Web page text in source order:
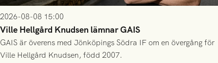
2026-08-08 15:00
Ville Hellgård Knudsen lämnar GAIS
GAIS är överens med Jönköpings Södra IF om en övergång för
Ville Hellgård Knudsen, född 2007.